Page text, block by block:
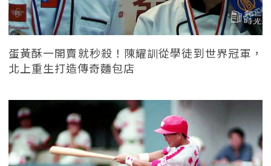
蛋黃酥一開賣就秒殺！陳耀訓從學徒到世界冠軍，
北上重生打造傳奇麵包店